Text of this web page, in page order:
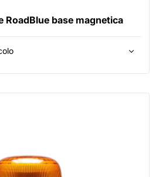
RoadBlue base magnetica